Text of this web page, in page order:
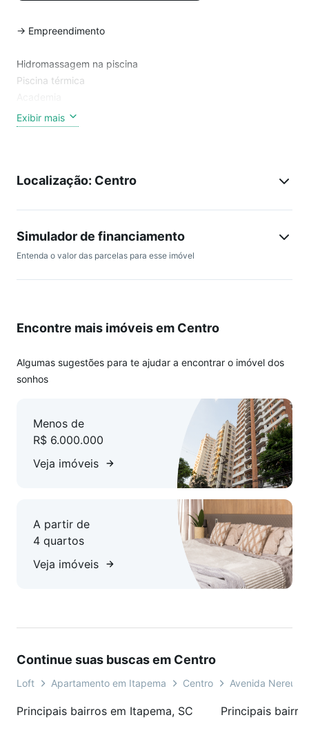
-> Empreendimento
Hidromassagem na piscina
Piscina térmica
Sala de jogos
Playground
Guarita de segurança
Entrada para banhistas e box de praia
Hall de entrada decorado e mobiliado
Brinquedoteca
Elevador
Internet
Estar Social
Circuito Tv
Living
Lavabo
Fechadura com senha na porta de entrada
Churrasqueira
Porcelanato
Closet
Sala de Estar
Circuito Tv
Exibir mais
Localização: Centro
Simulador de financiamento
Entenda o valor das parcelas para esse imóvel
Encontre mais imóveis em Centro
Algumas sugestões para te ajudar a encontrar o imóvel dos
sonhos
Menos de
R$ 6.000.000
Veja imóveis
A partir de
4 quartos
Veja imóveis
Continue suas buscas em Centro
Loft Apartamento em Itapema Centro Avenida Nereu
Principais bairros em Itapema, SC Principais